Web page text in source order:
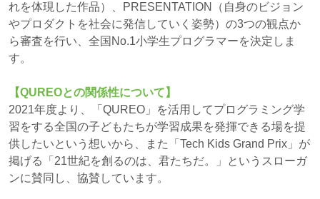
れを体現した作品）、PRESENTATION（自身のビジョン
やプロダクトを社会に発信していく姿勢）の3つの観点か
ら審査を行い、全国No.1小学生プログラマーを決定しま
す。
【QUREOとの関係性について】
2021年度より、「QUREO」を活用してプログラミング学
習をする全国の子どもたちが学習成果を発揮できる場を提
供したいという想いから、また「Tech Kids Grand Prix」が
掲げる「21世紀を創るのは、君たちだ。」というスローガ
ンに賛同し、協賛しています。